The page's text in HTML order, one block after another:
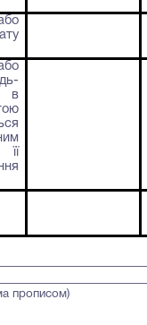
в
прописом)